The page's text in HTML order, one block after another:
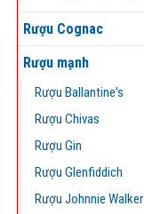
Rượu Cognac
Rượu mạnh
Rượu Ballantine's
Rượu Chivas
Rượu Gin
Rượu Glenfiddich
Rượu Johnnie Walker